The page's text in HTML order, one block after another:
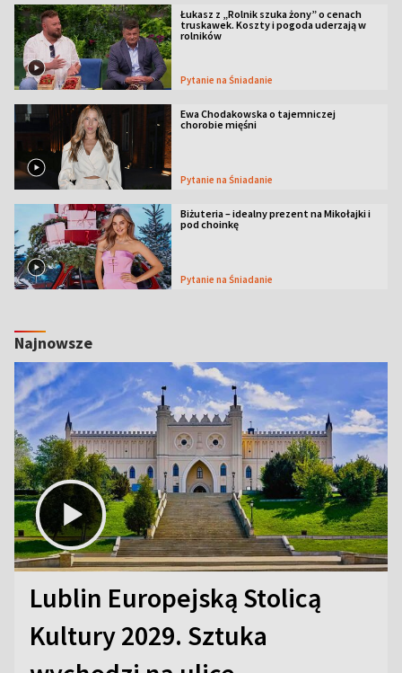
Łukasz z „Rolnik szuka żony” o cenach
truskawek. Koszty i pogoda uderzają w
rolników
Pytanie na Śniadanie
Ewa Chodakowska o tajemniczej
chorobie mięśni
Pytanie na Śniadanie
Biżuteria – idealny prezent na Mikołajki i
pod choinkę
Pytanie na Śniadanie
Najnowsze
Lublin Europejską Stolicą
Kultury 2029. Sztuka